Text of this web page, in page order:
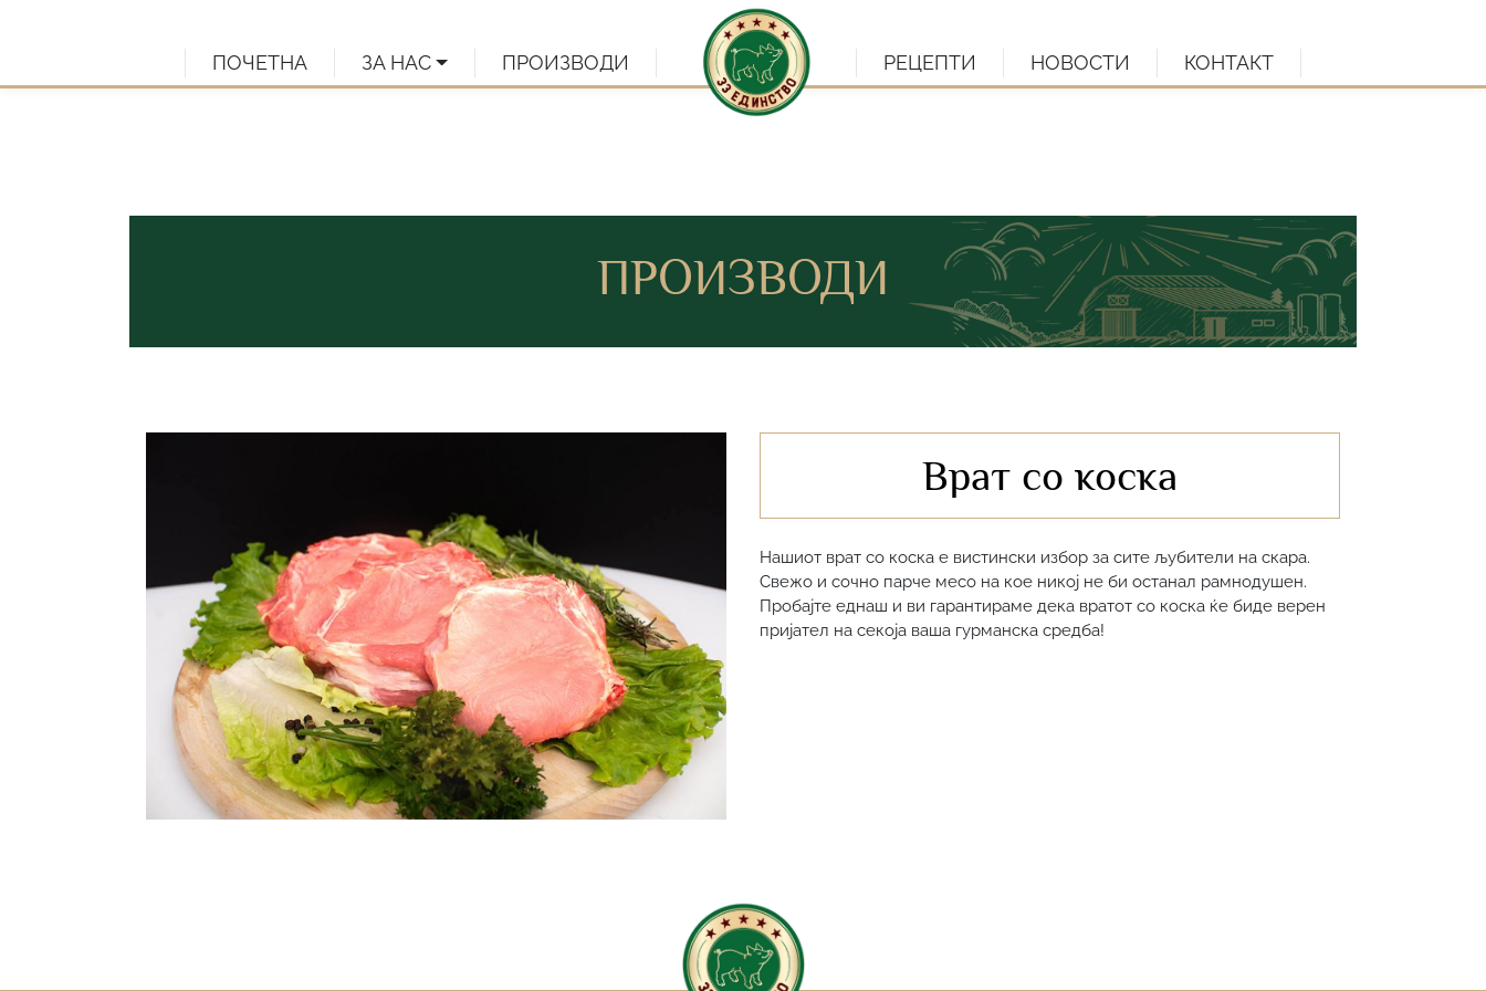
ПОЧЕТНА ЗА НАС ПРОИЗВОДИ РЕЦЕПТИ НОВОСТИ КОНТАКТ
ПРОИЗВОДИ
Врат со коска
Нашиот врат со коска е вистински избор за сите љубители на скара.
Свежо и сочно парче месо на кое никој не би останал рамнодушен.
Пробајте еднаш и ви гарантираме дека вратот со коска ќе биде верен
пријател на секоја ваша гурманска средба!